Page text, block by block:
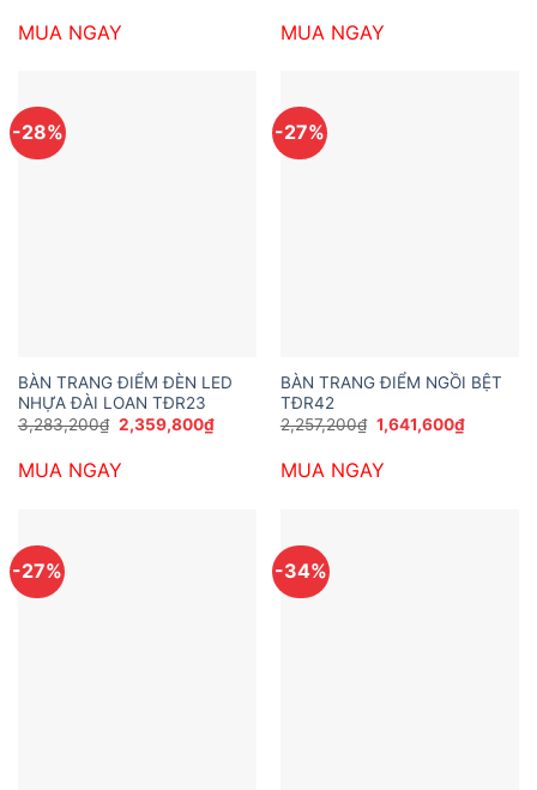
2,257,200₫.
MUA NGAY
3,400,000₫.
MUA NGAY
-28%
BÀN TRANG ĐIỂM ĐÈN LED
NHỰA ĐÀI LOAN TĐR23
3,283,200₫ Giá
gốc
3,283,200₫.
2,359,800₫Giá
hiện
MUA NGAY
-27%
BÀN TRANG ĐIỂM NGỒI BỆT
TĐR42
2,257,200₫ Giá
gốc
2,257,200₫.
1,641,600₫Giá
hiện
MUA NGAY
-27% -34%